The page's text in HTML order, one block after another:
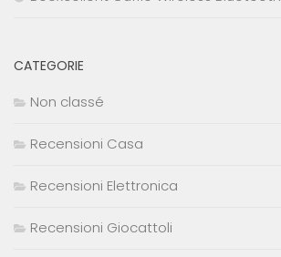
CATEGORIE
Non classé
Recensioni Casa
Recensioni Elettronica
Recensioni Giocattoli